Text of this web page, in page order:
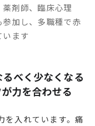
剤師、臨床心理
加し、多職種で赤
ます
べく少なくなる
力を合わせる
を入れています。痛